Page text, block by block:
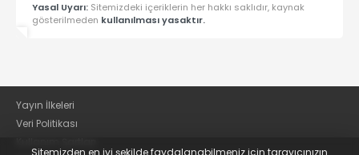
Yasal Uyarı: Sitemizdeki içeriklerin her hakkı saklıdır, kaynak
gösterilmeden kullanılması yasaktır.
Yayın İlkeleri
Veri Politikası
Sitemizden en iyi şekilde faydalanabilmeniz için tarayıcınızın